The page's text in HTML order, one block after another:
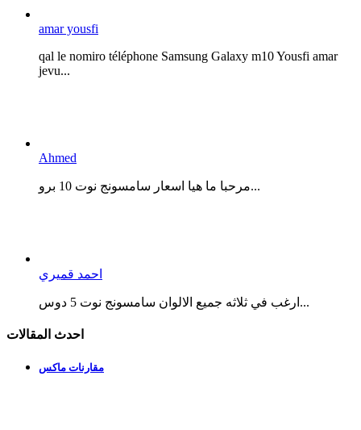
amar yousfi
qal le nomiro téléphone Samsung Galaxy m10 Yousfi amar
jevu...
Ahmed
مرحبا ما هيا اسعار سامسونج نوت 10 برو...
احمد قميري
ارغب في ثلاثه جميع الالوان سامسونج نوت 5 دوس...
احدث المقالات
مقارنات ماكس